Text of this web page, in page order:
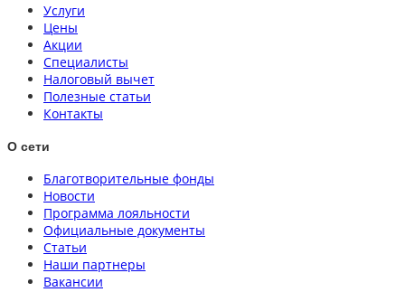
Услуги
Цены
Акции
Специалисты
Налоговый вычет
Полезные статьи
Контакты
О сети
Благотворительные фонды
Новости
Программа лояльности
Официальные документы
Статьи
Наши партнеры
Вакансии